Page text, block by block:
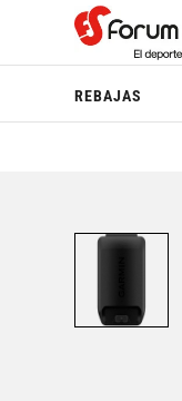
REBAJAS